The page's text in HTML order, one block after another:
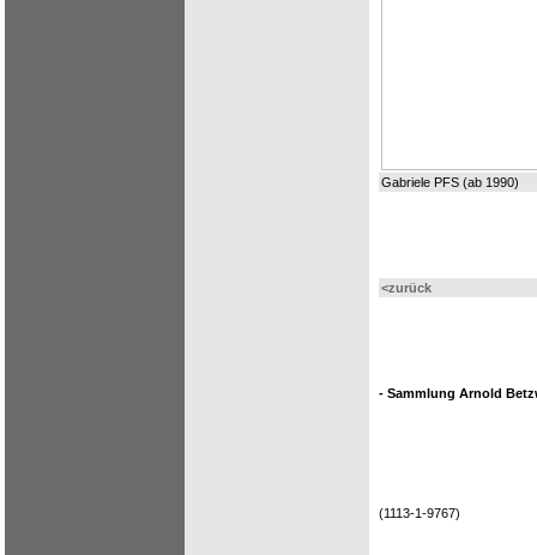
Gabriele PFS (ab 1990)
<zurück
- Sammlung Arnold
(1113-1-9767)